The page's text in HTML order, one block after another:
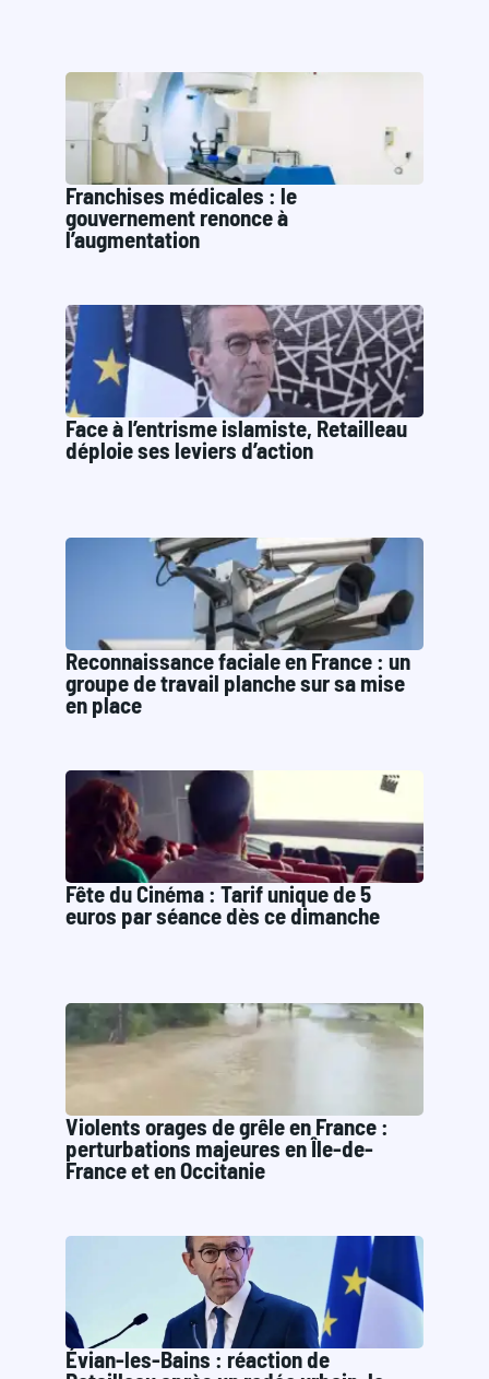
Franchises médicales : le
gouvernement renonce à
l’augmentation
Face à l’entrisme islamiste, Retailleau
déploie ses leviers d’action
Reconnaissance faciale en France : un
groupe de travail planche sur sa mise
en place
Fête du Cinéma : Tarif unique de 5
euros par séance dès ce dimanche
Violents orages de grêle en France :
perturbations majeures en Île-de-
France et en Occitanie
Évian-les-Bains : réaction de